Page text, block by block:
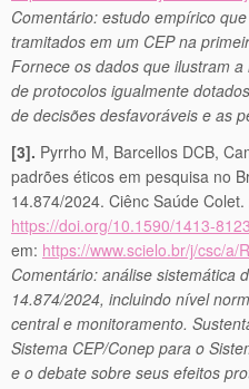
Comentário: estudo empírico
tramitados em um CEP na
Fornece os dados que ilustram
de protocolos igualmente
de decisões desfavoráveis e as
[3]. Pyrrho M, Barcellos DCB,
padrões éticos em pesquisa no
14.874/2024. Ciênc Saúde
https://doi.org/10.1590/1413-
em: https://www.scielo.br/j/csc/a/
Comentário: análise sistemática
14.874/2024, incluindo nível
central e monitoramento.
Sistema CEP/Conep para o
e o debate sobre seus efeitos